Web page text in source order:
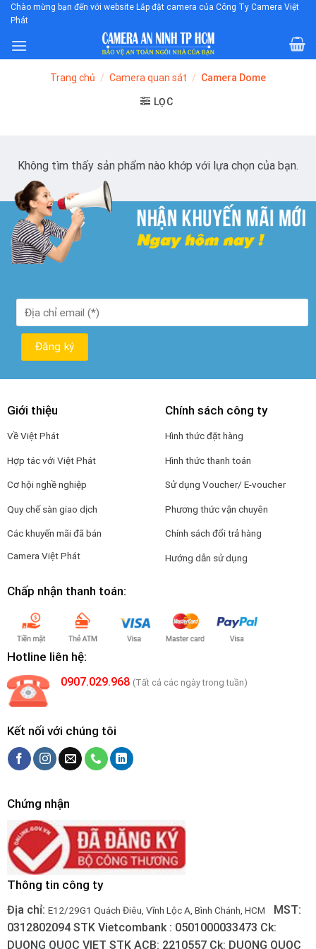
Skip
content
Chào mừng bạn đến với website Lắp đặt camera của Công Ty Camera Việt
Phát
Trang chủ / Camera quan sát / Camera Dome
LỌC
Không tìm thấy sản phẩm nào khớp với lựa chọn của bạn.
Giới thiệu
Về Việt Phát
Hợp tác với Việt Phát
Cơ hội nghề nghiệp
Quy chế sàn giao dịch
Các khuyến mãi đã bán
Camera Việt Phát
Chính sách công ty
Hình thức đặt hàng
Hình thức thanh toán
Sử dụng Voucher/ E-voucher
Phương thức vận chuyên
Chính sách đổi trả hàng
Hướng dẫn sử dụng
Chấp nhận thanh toán:
Hotline liên hệ:
0907.029.968 (Tất cả các ngày trong tuần)
Kết nối với chúng tôi
Chứng nhận
Thông tin công ty
Địa chỉ: E12/29G1 Quách Điêu, Vĩnh Lộc A, Bình Chánh, HCM
MST:
0312802094 STK Vietcombank : 0501000033473 Ck:
DUONG QUOC VIET STK ACB: 2210557 Ck: DUONG QUOC